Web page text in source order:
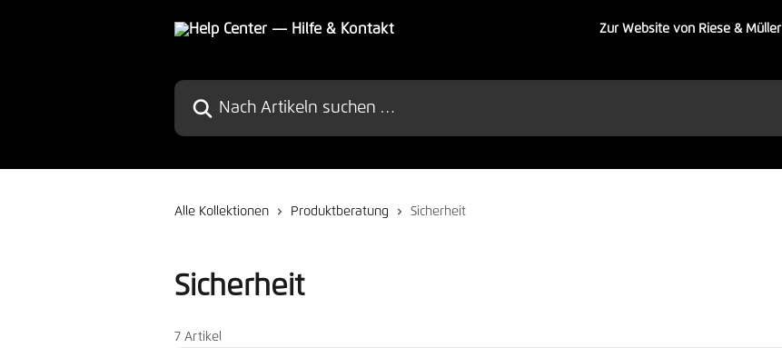
Zur Website von Riese & Müller
Nach Artikeln suchen …
Alle Kollektionen Produktberatung Sicherheit
Sicherheit
7 Artikel